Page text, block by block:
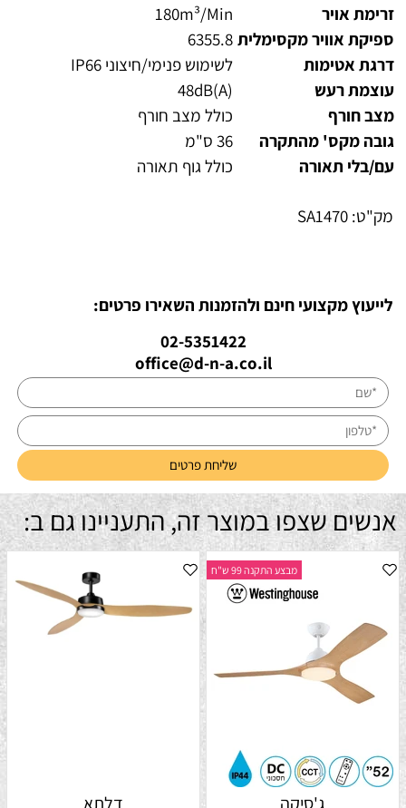
זרימת אויר
180m³/Min
ספיקת אוויר מקסימלית 6355.8
דרגת אטימות
לשימוש פנימי/חיצוני IP66
עוצמת רעש
48dB(A)
מצב חורף
כולל מצב חורף
גובה מקס' מהתקרה
36 ס"מ
עם/בלי תאורה
כולל גוף תאורה
מק"ט: SA1470
לייעוץ מקצועי חינם ולהזמנות השאירו פרטים:
02-5351422
office@d-n-a.co.il
אנשים שצפו במוצר זה, התעניינו גם ב:
מבצע התקנה 99 ש"ח